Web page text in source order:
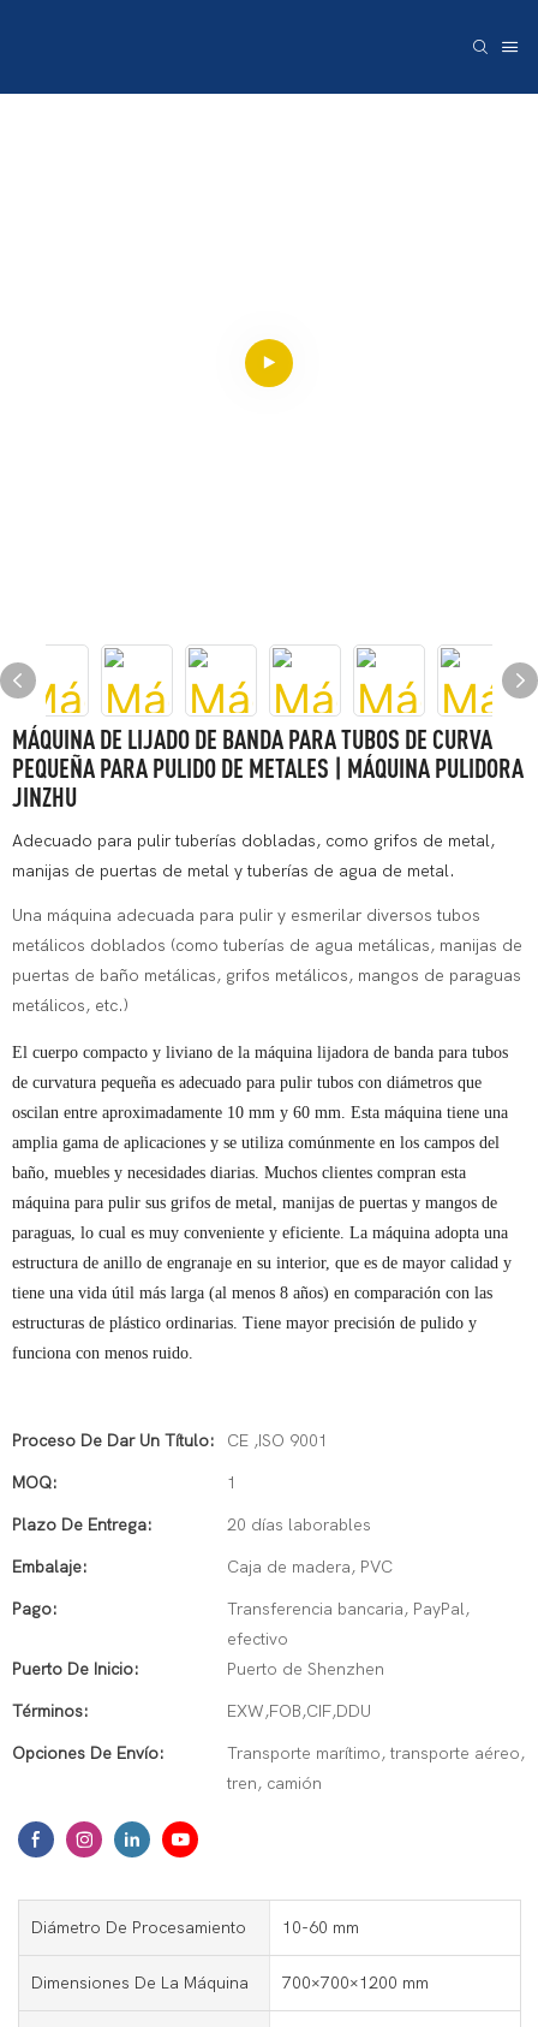
MÁQUINA DE LIJADO DE BANDA PARA TUBOS DE CURVA
PEQUEÑA PARA PULIDO DE METALES | MÁQUINA PULIDORA
JINZHU
Adecuado para pulir tuberías dobladas, como grifos de metal,
manijas de puertas de metal y tuberías de agua de metal.
Una máquina adecuada para pulir y esmerilar diversos tubos
metálicos doblados (como tuberías de agua metálicas, manijas de
puertas de baño metálicas, grifos metálicos, mangos de paraguas
metálicos, etc.)
El cuerpo compacto y liviano de la máquina lijadora de banda para tubos
de curvatura pequeña es adecuado para pulir tubos con diámetros que
oscilan entre aproximadamente 10 mm y 60 mm. Esta máquina tiene una
amplia gama de aplicaciones y se utiliza comúnmente en los campos del
baño, muebles y necesidades diarias. Muchos clientes compran esta
máquina para pulir sus grifos de metal, manijas de puertas y mangos de
paraguas, lo cual es muy conveniente y eficiente. La máquina adopta una
estructura de anillo de engranaje en su interior, que es de mayor calidad y
tiene una vida útil más larga (al menos 8 años) en comparación con las
estructuras de plástico ordinarias. Tiene mayor precisión de pulido y
funciona con menos ruido.
Proceso De Dar Un Título: CE ,ISO 9001
MOQ: 1
Plazo De Entrega: 20 días laborables
Embalaje: Caja de madera, PVC
Pago:
Transferencia bancaria, PayPal,
efectivo
Puerto De Inicio:
Puerto de Shenzhen
Términos: EXW,FOB,CIF,DDU
Opciones De Envío:
Transporte marítimo, transporte aéreo,
tren, camión
Diámetro De Procesamiento 10-60 mm
Dimensiones De La Máquina 700×700×1200 mm